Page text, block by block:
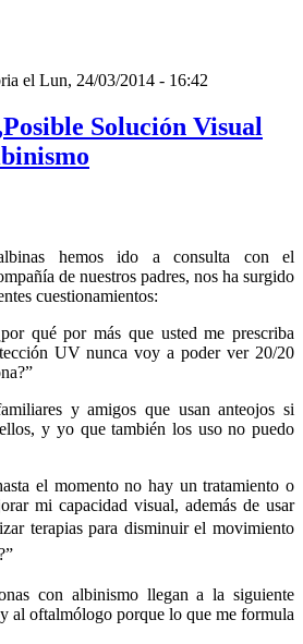
el Lun, 24/03/2014 - 16:42
Solución Visual
hemos ido aconsulta con el
de nuestros padres, nos ha surgido
cuestionamientos:
por qué por más que usted meprescriba
UVnunca voy apoder ver20/20
y amigosque usan anteojos si
ellos, y yo que también los usonopuedo
el momentono hay untratamiento o
mi capacidad visual, además de usar
terapias para disminuirelmovimiento
con albinismo llegan a lasiguiente
al oftalmólogo porque lo que me formula